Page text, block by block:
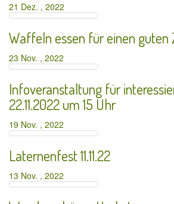
21 Dez. , 2022
Waffeln essen für einen guten
23 Nov. , 2022
Infoveranstaltung für
22.11.2022 um 15 Uhr
19 Nov. , 2022
Laternenfest 11.11.22
13 Nov. , 2022